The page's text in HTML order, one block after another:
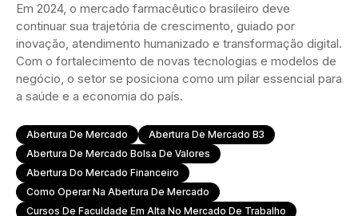
Em 2024, o mercado farmacêutico brasileiro deve
continuar sua trajetória de crescimento, guiado por
inovação, atendimento humanizado e transformação digital.
Com o fortalecimento de novas tecnologias e modelos de
negócio, o setor se posiciona como um pilar essencial para
a saúde e a economia do país.
Abertura De Mercado
Abertura De Mercado B3
Abertura De Mercado Bolsa De Valores
Abertura Do Mercado Financeiro
Como Operar Na Abertura De Mercado
Cursos De Faculdade Em Alta No Mercado De Trabalho